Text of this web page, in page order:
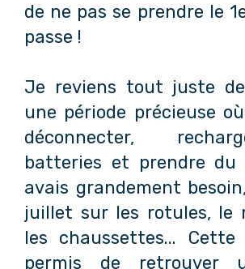
de ne pas se prendre le
passe !
Je reviens tout juste de
une période précieuse
déconnecter,
batteries et prendre du
avais grandement
juillet sur les rotules, le
les chaussettes... Cette
permis de retrouver